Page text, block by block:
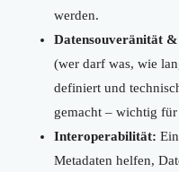
werden.
Datensouveränität &
(wer darf was, wie
definiert und
gemacht – wichtig
Interoperabilität:
Metadaten helfen,